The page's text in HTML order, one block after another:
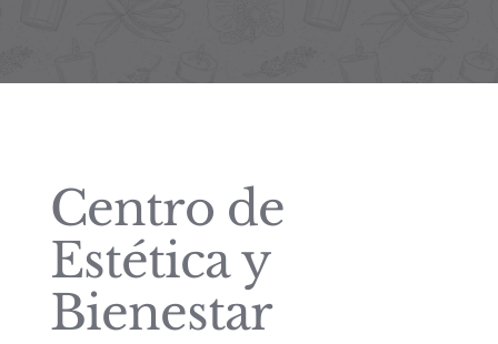
Centro de
Estética y
Bienestar